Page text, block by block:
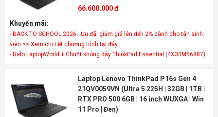
66.600.000 đ
Khuyến mãi:
- BACK TO SCHOOL 2026 - Ưu đãi giảm giá lên đến 2% dành cho tân sinh
viên >> Xem chi tiết chương trình tại đây.
- Balo LaptopWorld + Chuột không dây ThinkPad Essential (4X30M56887)
Laptop Lenovo ThinkPad P16s Gen 4
21QV0059VN (Ultra 5 225H | 32GB | 1TB |
RTX PRO 500 6GB | 16 inch WUXGA | Win
11 Pro | Đen)